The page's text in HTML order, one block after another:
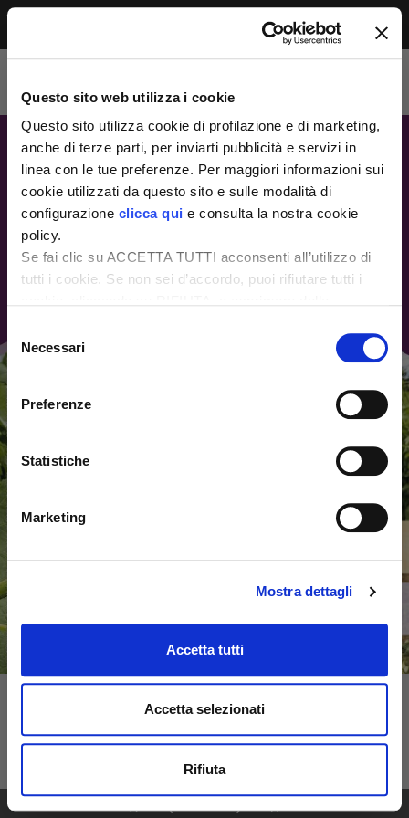
Questo sito web utilizza i cookie
Questo sito utilizza cookie di profilazione e di marketing,
anche di terze parti, per inviarti pubblicità e servizi in
linea con le tue preferenze. Per maggiori informazioni sui
cookie utilizzati da questo sito e sulle modalità di
configurazione clicca qui e consulta la nostra cookie
policy.
Se fai clic su ACCETTA TUTTI acconsenti all’utilizzo di
tutti i cookie. Se non sei d’accordo, puoi rifiutare tutti i
desideri accettare e cliccando ACCETTA SELEZIONATI.
delNecessari
Preferenze
Statistiche
Marketing
Mostra dettagli
Accetta tutti
Accetta selezionati
Rifiuta
Accesso riservato agli abbonati
Per leggere questo contenuto, devi essere
abbonato alla rivista. Se sei già abbonato,
accedi subito per continuare la lettura.
Se non sei ancora dei nostri, abbonati ora e
accedi ai tuoi contenuti!